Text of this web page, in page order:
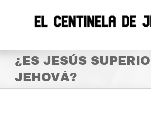
¿ES JESÚS
JEHOVÁ?